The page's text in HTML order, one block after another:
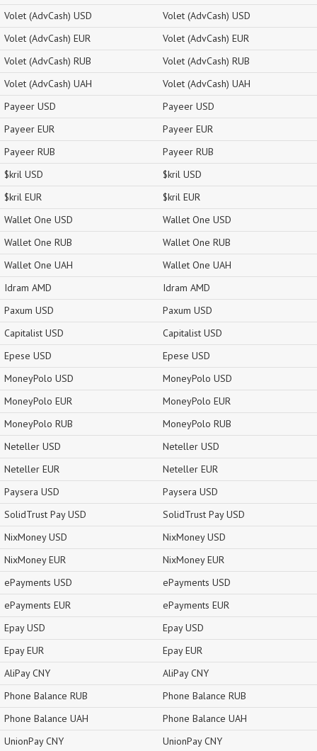
Volet (AdvCash) USD
Volet (AdvCash) EUR
Volet (AdvCash) RUB
Volet (AdvCash) UAH
Payeer USD
Payeer EUR
Payeer RUB
$kril USD
$kril EUR
Wallet One USD
Wallet One RUB
Wallet One UAH
Idram AMD
Paxum USD
Capitalist USD
Epese USD
MoneyPolo USD
MoneyPolo EUR
MoneyPolo RUB
Neteller USD
Neteller EUR
Paysera USD
SolidTrust Pay USD
NixMoney USD
NixMoney EUR
ePayments USD
ePayments EUR
Epay USD
Epay EUR
AliPay CNY
Phone Balance RUB
Phone Balance UAH
UnionPay CNY
Volet (AdvCash) USD
Volet (AdvCash) EUR
Volet (AdvCash) RUB
Volet (AdvCash) UAH
Payeer USD
Payeer EUR
Payeer RUB
$kril USD
$kril EUR
Wallet One USD
Wallet One RUB
Wallet One UAH
Idram AMD
Paxum USD
Capitalist USD
Epese USD
MoneyPolo USD
MoneyPolo EUR
MoneyPolo RUB
Neteller USD
Neteller EUR
Paysera USD
SolidTrust Pay USD
NixMoney USD
NixMoney EUR
ePayments USD
ePayments EUR
Epay USD
Epay EUR
AliPay CNY
Phone Balance RUB
Phone Balance UAH
UnionPay CNY